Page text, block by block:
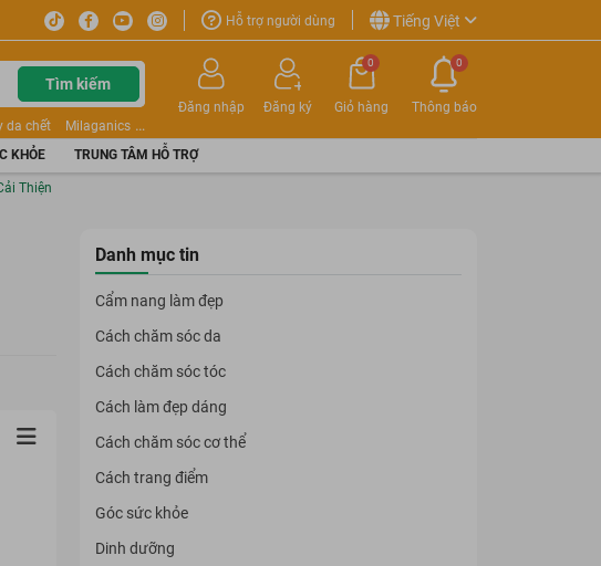
Hỗ trợ người dùng Tiếng Việt
Tìm kiếm
da chết
Milaganics
nạ
Tinh chất
Đăng nhập Đăng ký
0
Giỏ hàng Thông báo
0
KHỎE TRUNG TÂM HỖ TRỢ
Thiện
Danh mục tin
Cẩm nang làm đẹp
Cách chăm sóc da
Cách chăm sóc tóc
Cách làm đẹp dáng
Cách chăm sóc cơ thể
Cách trang điểm
Góc sức khỏe
Dinh dưỡng